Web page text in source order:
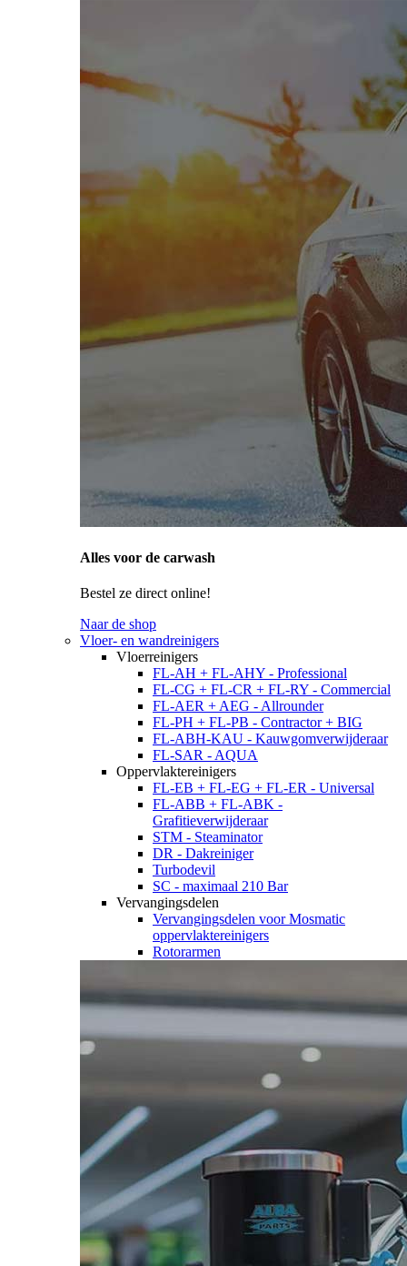
Alles voor de carwash
Bestel ze direct online!
Naar de shop
Vloer- en wandreinigers
Vloerreinigers
FL-AH + FL-AHY - Professional
FL-CG + FL-CR + FL-RY - Commercial
FL-AER + AEG - Allrounder
FL-PH + FL-PB - Contractor + BIG
FL-ABH-KAU - Kauwgomverwijderaar
FL-SAR - AQUA
Oppervlaktereinigers
FL-EB + FL-EG + FL-ER - Universal
FL-ABB + FL-ABK -
Grafitieverwijderaar
STM - Steaminator
DR - Dakreiniger
Turbodevil
SC - maximaal 210 Bar
Vervangingsdelen
Vervangingsdelen voor Mosmatic
oppervlaktereinigers
Rotorarmen